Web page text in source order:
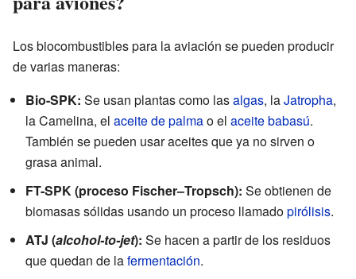
Los biocombustibles para la aviación se pueden producir
de varias maneras:
Bio-SPK: Se usan plantas como lasalgas, laJatropha,
la Camelina, el aceite de palmao el aceite babasú.
También se pueden usar aceites que ya no sirven o
grasa animal.
FT-SPK (proceso Fischer–Tropsch): Se obtienen de
biomasas sólidas usando un proceso llamadopirólisis.
ATJ (alcohol-to-jet): Se hacen a partir de los residuos
que quedan de lafermentación.